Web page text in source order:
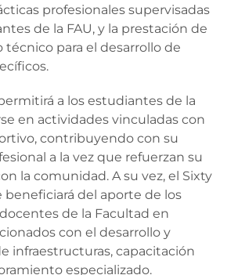
profesionales supervisadas
de la FAU, y la prestación de
técnico para el desarrollo de
a los estudiantes de la
en actividades vinculadas con
contribuyendo con su
a la vez que refuerzan su
la comunidad. A su vez, el Sixty
beneficiará del aporte de los
de la Facultad en
con el desarrollo y
infraestructuras, capacitación
especializado.